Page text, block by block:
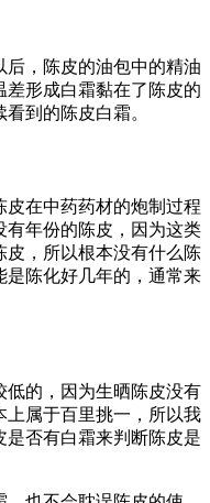
后，陈皮的油包中的精油
形成白霜黏在了陈皮的
到的陈皮白霜。
在中药药材的炮制过程
有年份的陈皮，因为这类
皮，所以根本没有什么陈
是陈化好几年的，通常来
低的，因为生晒陈皮没有
上属于百里挑一，所以我
否有白霜来判断陈皮是